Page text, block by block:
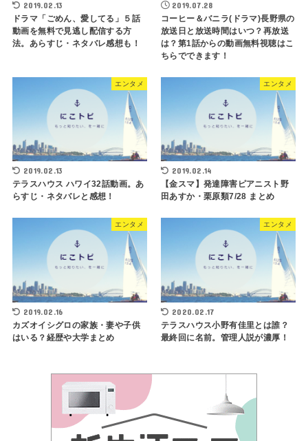
2019.02.13
ドラマ「ごめん、愛してる」５話
動画を無料で見逃し配信する方
法。あらすじ・ネタバレ感想も！
2019.07.28
コーヒー＆バニラ(ドラマ)長野県の
放送日と放送時間はいつ？再放送
は？第1話からの動画無料視聴はこ
ちらでできます！
エンタメ
2019.02.13
テラスハウス ハワイ32話動画。あ
らすじ・ネタバレと感想！
エンタメ
2019.02.14
【金スマ】発達障害ピアニスト野
田あすか・栗原類7/28 まとめ
エンタメ
2019.02.16
カズオイシグロの家族・妻や子供
はいる？経歴や大学まとめ
エンタメ
2020.02.17
テラスハウス小野有佳里とは誰？
最終回に名前。管理人説が濃厚！